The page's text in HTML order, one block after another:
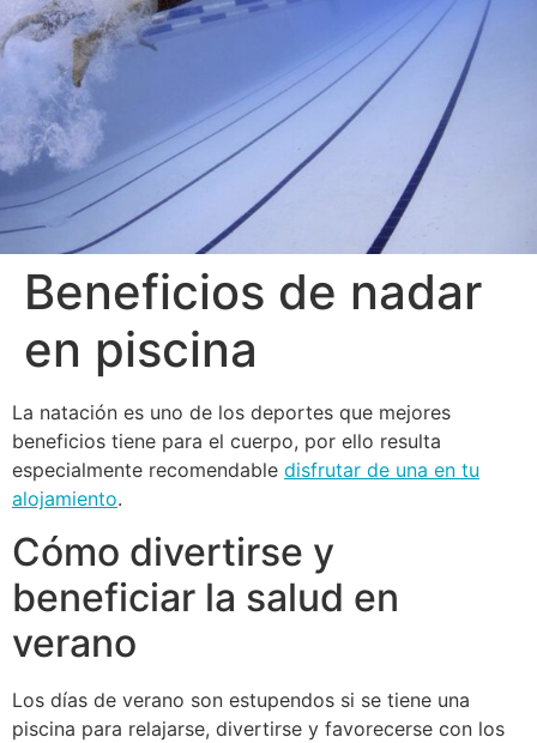
Beneficios de nadar
en piscina
La natación es uno de los deportes que mejores
beneficios tiene para el cuerpo, por ello resulta
especialmente recomendable disfrutar de una en tu
alojamiento.
Cómo divertirse y
beneficiar la salud en
verano
Los días de verano son estupendos si se tiene una
piscina para relajarse, divertirse y favorecerse con los